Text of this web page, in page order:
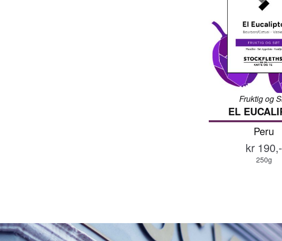
Fruktig og
EL
Peru
kr 190,-
250g